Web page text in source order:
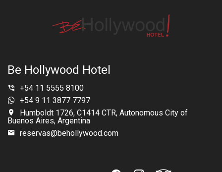
Be Hollywood Hotel
+54 11 5555 8100
+54 9 11 3877 7797
Humboldt 1726, C1414 CTR, Autonomous City of
Buenos Aires, Argentina
reservas@behollywood.com